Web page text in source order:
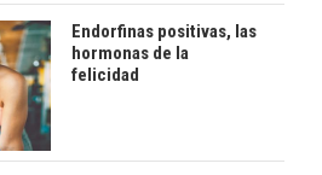
Endorfinas positivas, las
hormonas de la
felicidad